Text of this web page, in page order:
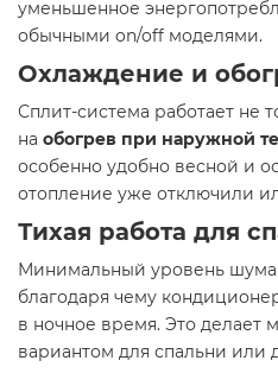
уменьшенное
обычными on/off моделями.
Охлаждение и
Сплит-система работает не
на обогрев при наружной
особенно удобно весной и
отопление уже отключили
Тихая работа для
Минимальный уровень шума
благодаря чему
в ночное время. Это делает
вариантом для спальни или